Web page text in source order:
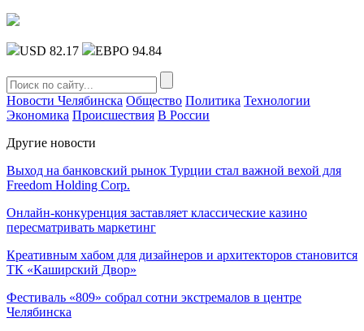
USD 82.17 ЕВРО 94.84
Новости Челябинска Общество Политика Технологии
Экономика Происшествия В России
Другие новости
Выход на банковский рынок Турции стал важной вехой для
Freedom Holding Corp.
Онлайн-конкуренция заставляет классические казино
пересматривать маркетинг
Креативным хабом для дизайнеров и архитекторов становится
ТК «Каширский Двор»
Фестиваль «809» собрал сотни экстремалов в центре
Челябинска